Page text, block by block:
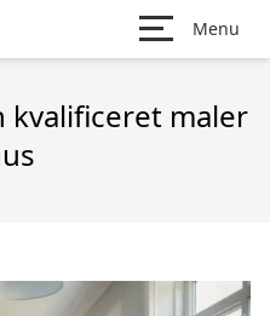
Menu
kvalificeret maler